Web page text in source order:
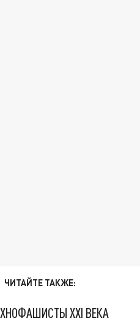
ЧИТАЙТЕ ТАКЖЕ:
XXI ВЕКА